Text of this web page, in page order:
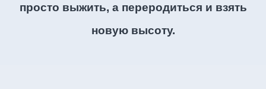
просто выжить, а переродиться и взять
новую высоту.